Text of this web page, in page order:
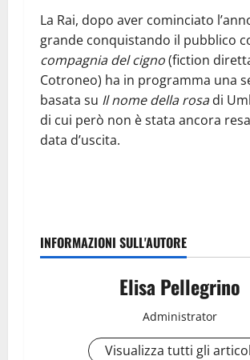
La Rai, dopo aver cominciato
grande conquistando il pubblico
compagnia del cigno(fiction
Cotroneo) ha in programma una
basata su Il nome della rosadi
di cui però non è stata ancora
data d’uscita.
INFORMAZIONI SULL'AUTORE
Elisa Pellegrino
Administrator
Visualizza tutti gli